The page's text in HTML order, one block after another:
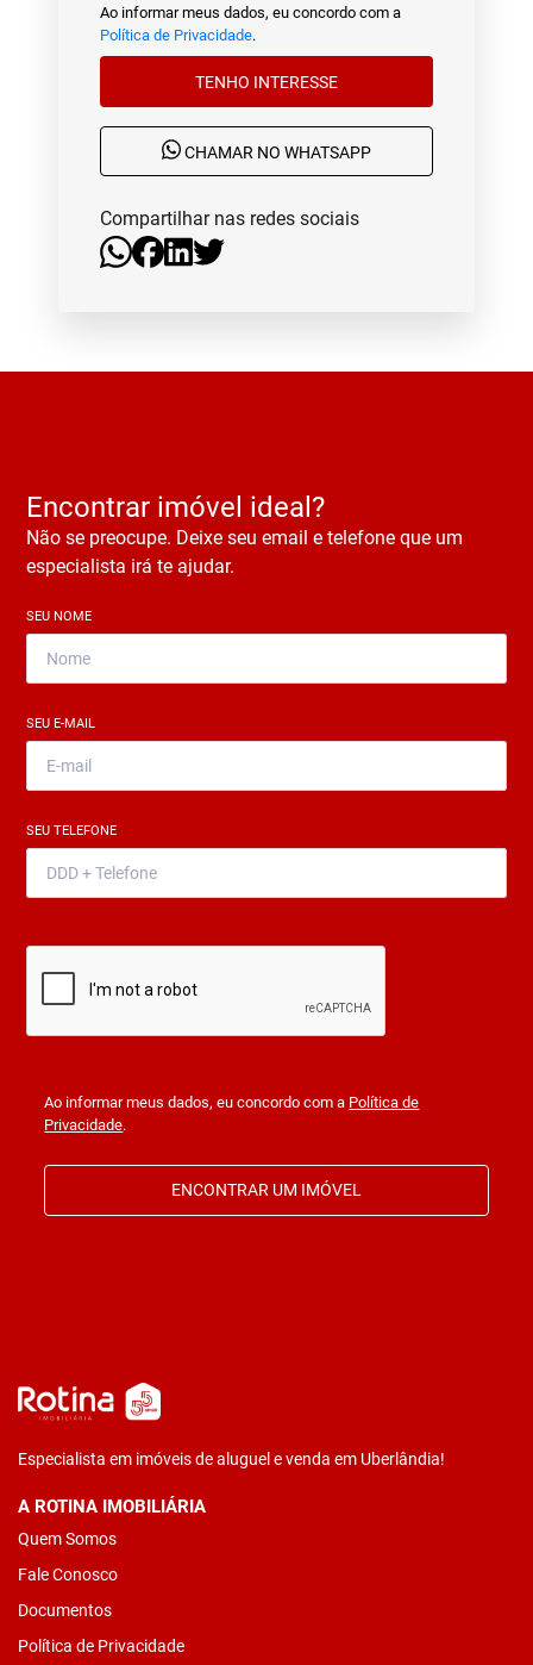
Ao informar meus dados, eu concordo com a
Política de Privacidade.
TENHO INTERESSE
CHAMAR NO WHATSAPP
Compartilhar nas redes sociais
Encontrar imóvel ideal?
Não se preocupe. Deixe seu email e telefone que um
especialista irá te ajudar.
SEU NOME
SEU E-MAIL
SEU TELEFONE
Ao informar meus dados, eu concordo com a Política de
Privacidade.
ENCONTRAR UM IMÓVEL
Especialista em imóveis de aluguel e venda em Uberlândia!
A ROTINA IMOBILIÁRIA
Quem Somos
Fale Conosco
Documentos
Política de Privacidade